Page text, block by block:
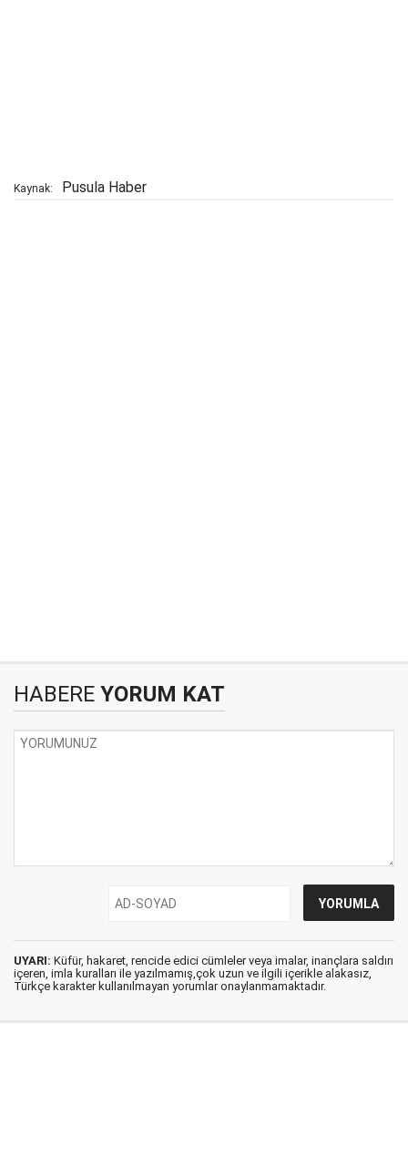
Kaynak: Pusula Haber
HABERE YORUM KAT
UYARI: Küfür, hakaret, rencide edici cümleler veya imalar, inançlara saldırı
içeren, imla kuralları ile yazılmamış,çok uzun ve ilgili içerikle alakasız,
Türkçe karakter kullanılmayan yorumlar onaylanmamaktadır.